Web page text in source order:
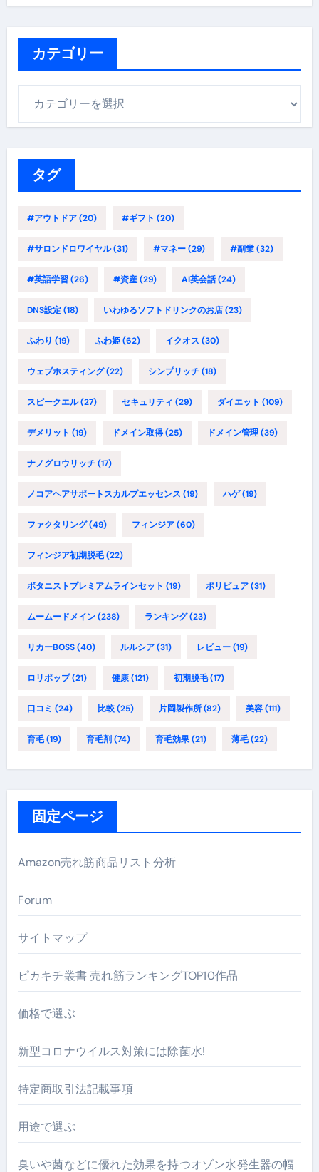
カテゴリー
タグ
#アウトドア(20) #ギフト (20)
#サロンドロワイヤル(31) #マネー(29) #副業(32)
#英語学習(26) #資産(29) AI英会話(24)
DNS設定(18) いわゆるソフトドリンクのお店(23)
ふわり (19) ふわ姫(62) イクオス (30)
ウェブホスティング(22) シンプリッチ(18)
スピークエル(27) セキュリティ (29) ダイエット (109)
デメリット (19) ドメイン取得(25) ドメイン管理(39)
ナノグロウリッチ(17)
ノコアヘアサポートスカルプエッセンス (19) ハゲ(19)
ファクタリング(49) フィンジア(60)
フィンジア初期脱毛(22)
ボタニストプレミアムラインセット (19) ポリピュア(31)
ムームードメイン(238) ランキング(23)
リカーBOSS(40) ルルシア(31) レビュー(19)
ロリポップ(21) 健康(121) 初期脱毛(17)
口コミ (24) 比較(25) 片岡製作所(82) 美容(111)
育毛(19) 育毛剤 (74) 育毛効果(21) 薄毛(22)
固定ページ
Amazon売れ筋商品リスト分析
Forum
サイトマップ
ピカキチ叢書 売れ筋ランキングTOP10作品
価格で選ぶ
新型コロナウイルス対策には除菌水!
特定商取引法記載事項
用途で選ぶ
臭いや菌などに優れた効果を持つオゾン水発生器の幅